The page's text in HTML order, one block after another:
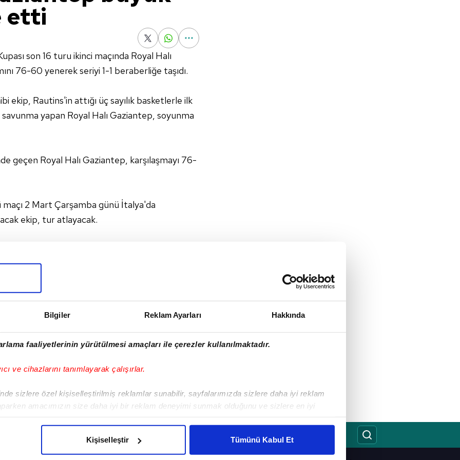
Bilgiler Reklam Ayarları Hakkında
faaliyetlerinin yürütülmesi amaçları ile çerezler kullanılmaktadır.
ve cihazlarını tanımlayarak çalışırlar.
sizlere özel kişiselleştirilmiş reklamlar sunabilir, sayfalarımızda sizlere daha iyi reklam
amacımızın size daha iyi bir reklam deneyimi sunmak olduğunu ve sizlere en iyi
çerezlere izin vermedikleri takdirde, kullanıcılara hedefli reklamlar gösterilmeyecektir."
Kişiselleştir Tümünü Kabul Et
etti
son 16 turu ikinci maçında Royal Halı
76-60 yenerek seriyi 1-1 beraberliğe taşıdı.
ekip, Rautins'in attığı üç sayılık basketlerle ilk
yapan Royal Halı Gaziantep, soyunma
geçen Royal Halı Gaziantep, karşılaşmayı 76-
maçı 2 Mart Çarşamba günü İtalya'da
ekip, tur atlayacak.
Sonraki Haber
Potanın Perileri,
GIZLILIK BILDIRIMI KÜNYE / İLETIŞIM